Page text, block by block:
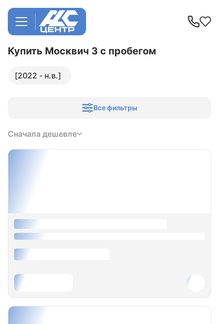
Купить Москвич 3 с пробегом
[2022 - н.в.]
Все фильтры
Сначала дешевле